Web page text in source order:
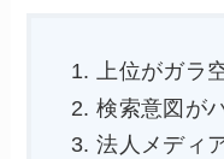
上位がガラ
検索意図が
法人メディ